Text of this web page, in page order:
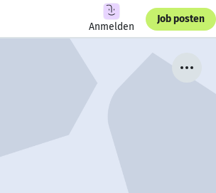
Anmelden
Job posten